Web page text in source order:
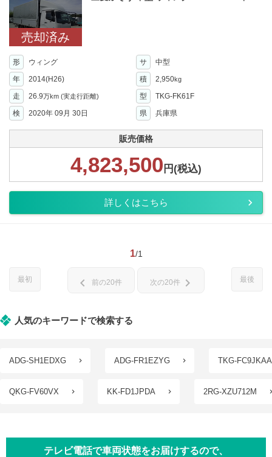
売却済み
形 ウィング サ
中型
年
2014(H26) 積 2,950kg
走 26.9万km (実走行距離) 型
TKG-FK61F
検
2020年 09月 30日 県 兵庫県
販売価格
4,823,500 円(税込)
詳しくはこちら
1/1
最初 最後
chevron_left 前の20件 次の20件 chevron_right
人気のキーワードで検索する
ADG-SH1EDXG ADG-FR1EZYG TKG-FC9JKAA
QKG-FV60VX KK-FD1JPDA 2RG-XZU712M
テレビ電話で車両状態をお届けするので、